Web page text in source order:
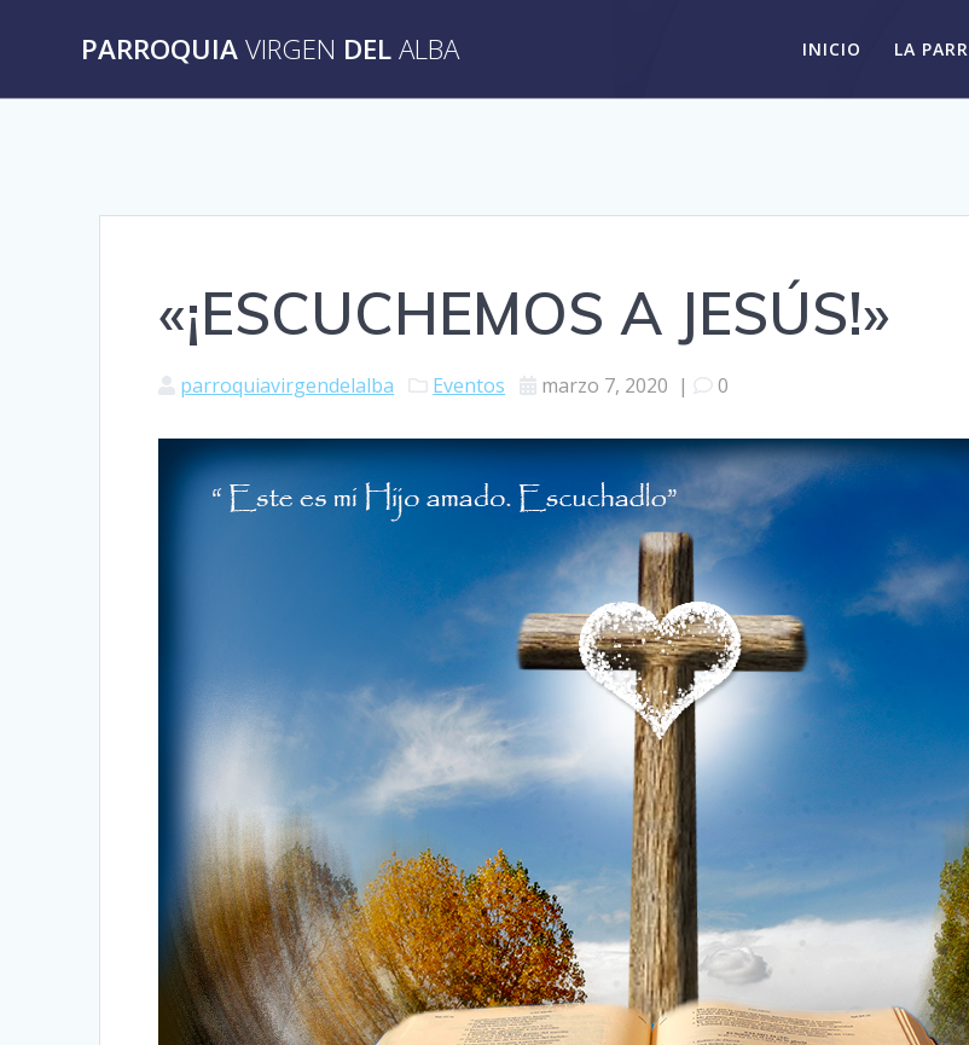
PARROQUIAVIRGEN DELALBA INICIO LA
«¡ESCUCHEMOS A JESÚS!»
parroquiavirgendelalba Eventos marzo 7, 2020 | 0